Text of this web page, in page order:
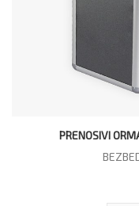
PRENOSIVI